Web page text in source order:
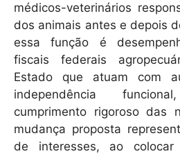
médicos-veterinários
dos animais antes e depois
essa função é
fiscais federais
Estado que atuam com
independência
cumprimento rigoroso das
mudança proposta
de interesses, ao